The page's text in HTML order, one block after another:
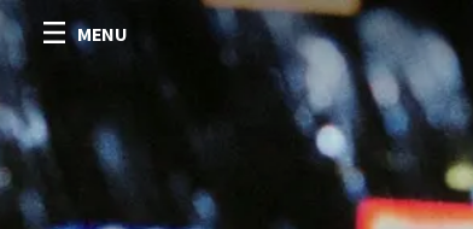
MENU